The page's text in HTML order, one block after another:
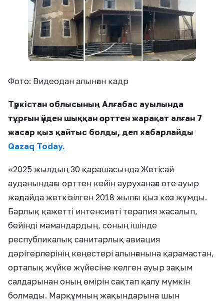
Фото: Видеодан алынған кадр
Түркістан облысының Алғабас ауылында
тұрғын үйден шыққан өрттен жарақат алған 7
жасар қыз қайтыс болды, деп хабарлайды
Qazaq Today.
«2025 жылдың 30 қарашасында Жетісай
ауданындағы өрттен кейін ауруханаға өте ауыр
жағдайда жеткізілген 2018 жылғы қыз көз жұмды.
Барлық қажетті интенсивті терапия жасалып,
бейінді мамандардың, соның ішінде
республикалық санитарлық авиация
дәрігерлерінің кеңестері алынғанына қарамастан,
орталық жүйке жүйесіне келген ауыр зақым
салдарынан оның өмірін сақтап қалу мүмкін
болмады. Марқұмның жақындарына шын